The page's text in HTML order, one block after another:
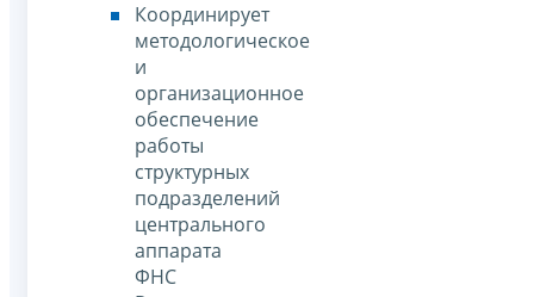
Координирует
методологическое
и
организационное
обеспечение
работы
структурных
подразделений
центрального
аппарата
ФНС